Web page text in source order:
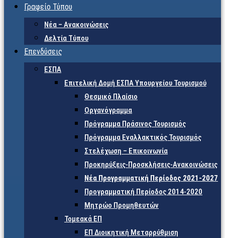
Γραφείο Τύπου
Νέα – Ανακοινώσεις
Δελτία Τύπου
Επενδύσεις
ΕΣΠΑ
Επιτελική Δομή ΕΣΠΑ Υπουργείου Τουρισμού
Θεσμικό Πλαίσιο
Οργανόγραμμα
Πρόγραμμα Πράσινος Τουρισμός
Πρόγραμμα Εναλλακτικός Τουρισμός
Στελέχωση – Επικοινωνία
Προκηρύξεις-Προσκλήσεις-Ανακοινώσεις
Νέα Προγραμματική Περίοδος 2021-2027
Προγραμματική Περίοδος 2014-2020
Μητρώο Προμηθευτών
Τομεακά ΕΠ
ΕΠ Διοικητική Μεταρρύθμιση